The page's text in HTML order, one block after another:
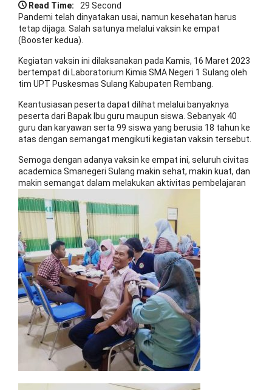
Read Time:
29 Second
Pandemi telah dinyatakan usai, namun kesehatan harus
tetap dijaga. Salah satunya melalui vaksin ke empat
(Booster kedua).
Kegiatan vaksin ini dilaksanakan pada Kamis, 16 Maret 2023
bertempat di Laboratorium Kimia SMA Negeri 1 Sulang oleh
tim UPT Puskesmas Sulang Kabupaten Rembang.
Keantusiasan peserta dapat dilihat melalui banyaknya
peserta dari Bapak Ibu guru maupun siswa. Sebanyak 40
guru dan karyawan serta 99 siswa yang berusia 18 tahun ke
atas dengan semangat mengikuti kegiatan vaksin tersebut.
Semoga dengan adanya vaksin ke empat ini, seluruh civitas
academica Smanegeri Sulang makin sehat, makin kuat, dan
makin semangat dalam melakukan aktivitas pembelajaran